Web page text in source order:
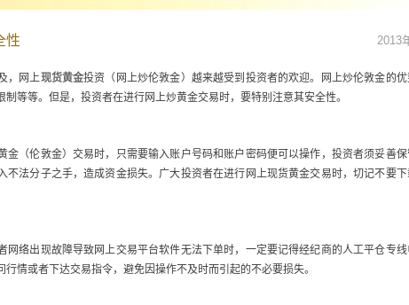
性 2013
，网上现货黄金投资（网上炒伦敦金）越来越受到投资者的欢迎。网上炒伦敦金的优
制等等。但是，投资者在进行网上炒黄金交易时，要特别注意其安全性。
金（伦敦金）交易时，只需要输入账户号码和账户密码便可以操作，投资者须妥善
不法分子之手，造成资金损失。广大投资者在进行网上现货黄金交易时，切记不要
网络出现故障导致网上交易平台软件无法下单时，一定要记得经纪商的人工平仓专线
情或者下达交易指令，避免因操作不及时而引起的不必要损失。